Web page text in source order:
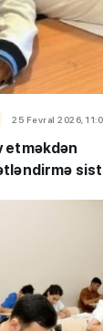
25 Fevral 2026,
etməkdən